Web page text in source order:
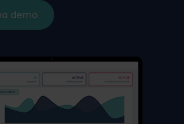
demo